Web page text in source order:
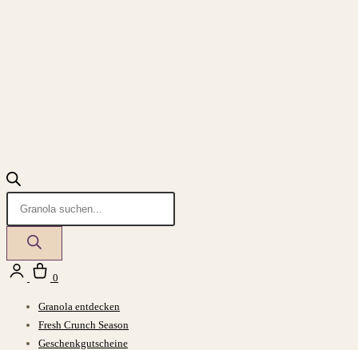
Login
0
Granola entdecken
Fresh Crunch Season
Geschenkgutscheine